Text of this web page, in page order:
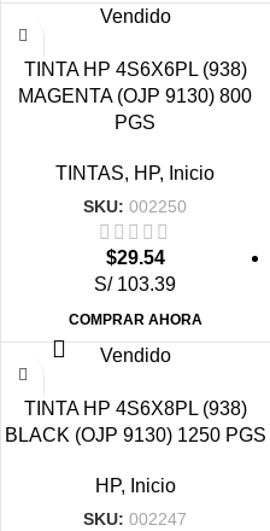
Vendido
TINTA HP 4S6X6PL (938)
MAGENTA (OJP 9130) 800
PGS
TINTAS, HP, Inicio
SKU:002250
$29.54
S/ 103.39
COMPRAR AHORA
Vendido
TINTA HP 4S6X8PL (938)
BLACK (OJP 9130) 1250 PGS
HP, Inicio
SKU:002247